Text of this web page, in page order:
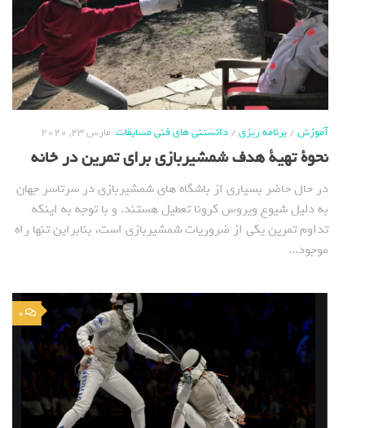
آموزش/برنامه ریزی/دانستنی های فنی مسابقات مارس 23, 2020
نحوة تهیة هدف شمشیربازی برای تمرین در خانه
در حال حاضر بسیاری از باشگاه های شمشیربازی در سرتاسر جهان
به دلیل شیوع ویروس کرونا تعطیل هستند. و با توجه به اینکه
تداوم تمرین یکی از ضروریات شمشیربازی است، بنابراین تنها راه
موجود...
0